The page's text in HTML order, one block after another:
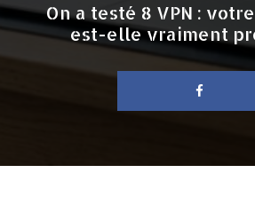
On a testé 8 VPN :
est-elle vraiment